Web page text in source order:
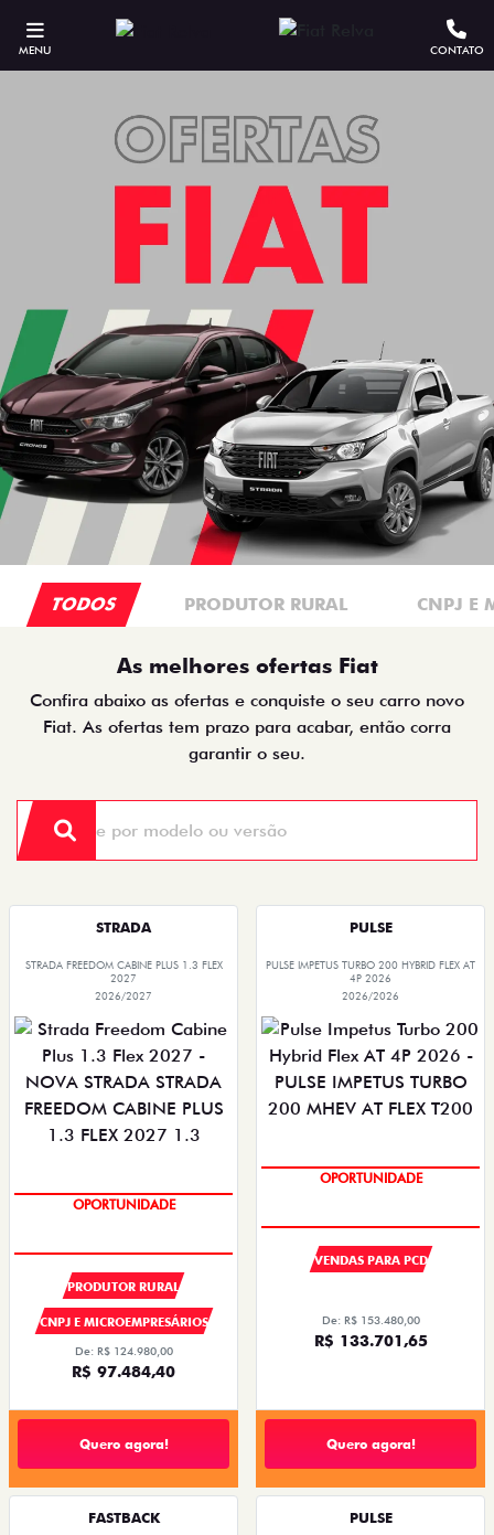
MENU CONTATO
TODOS PRODUTOR RURAL CNPJ E
As melhores ofertas Fiat
Confira abaixo as ofertas e conquiste o seu carro novo
Fiat. As ofertas tem prazo para acabar, então corra
garantir o seu.
STRADA
STRADA FREEDOM CABINE PLUS 1.3 FLEX
2027
2026/2027
PRODUTOR RURAL
CNPJ E MICROEMPRESÁRIOS
De: R$ 124.980,00
R$ 97.484,40
Quero agora!
PULSE
PULSE IMPETUS TURBO 200 HYBRID FLEX AT
4P 2026
2026/2026
VENDAS PARA PCD
De: R$ 153.480,00
R$ 133.701,65
Quero agora!
FASTBACK PULSE